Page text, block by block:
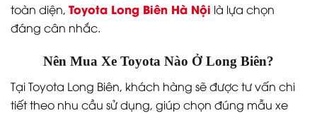
toàn diện, Toyota Long Biên Hà Nội là lựa chọn
đáng cân nhắc.
Nên Mua Xe Toyota Nào Ở Long Biên?
Tại Toyota Long Biên, khách hàng sẽ được tư vấn chi
tiết theo nhu cầu sử dụng, giúp chọn đúng mẫu xe